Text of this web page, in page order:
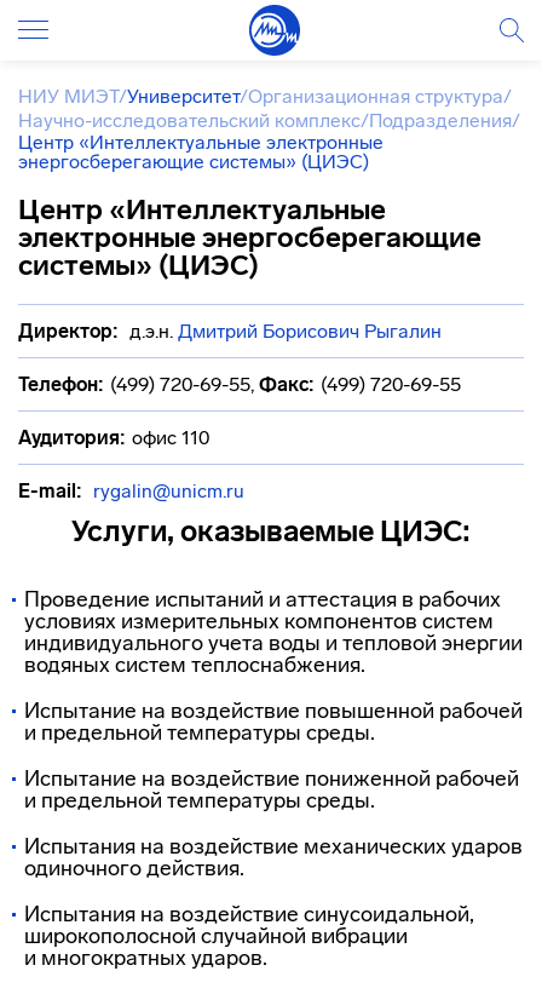
НИУ МИЭТ/Университет/Организационная структура/
Научно-исследовательский комплекс/Подразделения/
Центр «Интеллектуальные электронные
энергосберегающие системы» (ЦИЭС)
Центр «Интеллектуальные
электронные энергосберегающие
системы» (ЦИЭС)
Директор: д.э.н. Дмитрий Борисович Рыгалин
Телефон: (499) 720-69-55, Факс: (499) 720-69-55
Аудитория: офис 110
E-mail: rygalin@unicm.ru
Услуги, оказываемые ЦИЭС:
Проведение испытаний и аттестация в рабочих
условиях измерительных компонентов систем
индивидуального учета воды и тепловой энергии
водяных систем теплоснабжения.
Испытание на воздействие повышенной рабочей
и предельной температуры среды.
Испытание на воздействие пониженной рабочей
и предельной температуры среды.
Испытания на воздействие механических ударов
одиночного действия.
Испытания на воздействие синусоидальной,
широкополосной случайной вибрации
и многократных ударов.